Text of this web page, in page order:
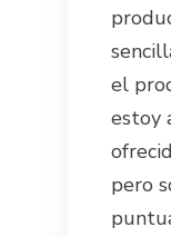
el
estoy
pero